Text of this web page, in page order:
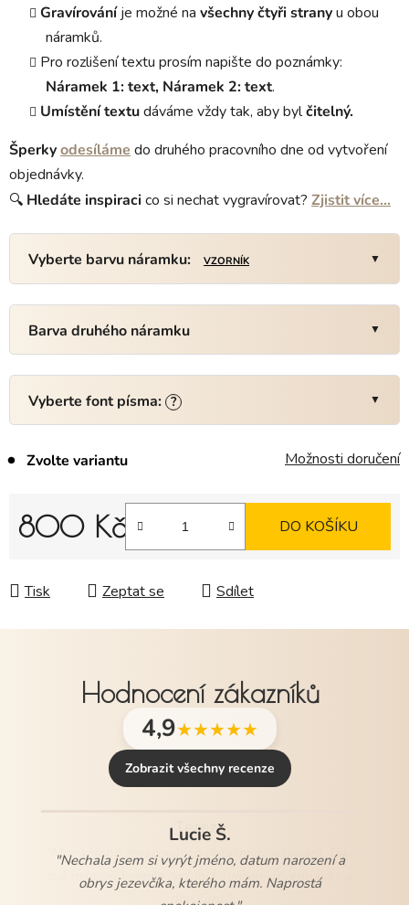
Gravírováníje možné na všechny čtyři stranyu obou
náramků.
Pro rozlišení textu prosím napište do poznámky:
Náramek 1: text, Náramek 2: text.
Umístění textudáváme vždy tak, aby bylčitelný.
Šperkyodesíláme do druhého pracovního dne od vytvoření
objednávky.
🔍 Hledáte inspiracico si nechat vygravírovat? Zjistit více…
Vyberte barvu náramku: VZORNÍK
Barva druhého náramku
Vyberte font písma: ?
Zvolte variantu Možnosti doručení
800 Kč DO KOŠÍKU
Tisk Zeptat se Sdílet
Hodnocení zákazníků
4,9★★★★★
Zobrazit všechny recenze
Lucie Š.
"Nechala jsem si vyrýt jméno, datum narození a
obrys jezevčíka, kterého mám. Naprostá